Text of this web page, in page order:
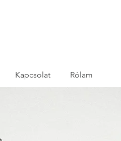
Kapcsolat Rólam